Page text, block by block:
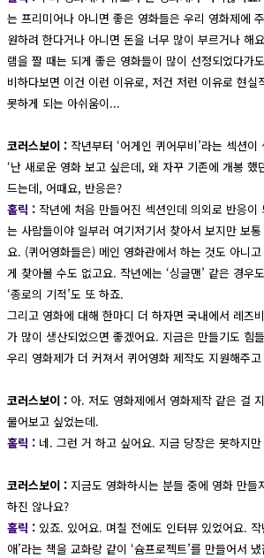
는 프리미어나 아니면 좋은 영화들은 우리 영화제에
원하려 한다거나 아니면 돈을 너무 많이 부르거나 해
램을 짤 때는 되게 좋은 영화들이 많이 선정되었다가
비하다보면 이건 이런 이유로, 저건 저런 이유로 현실
못하게 되는 아쉬움이...
코러스보이 : 작년부터 ‘어게인 퀴어무비’라는 섹션
‘난 새로운 영화 보고 싶은데, 왜 자꾸 기존에 개봉
드는데, 어때요, 반응은?
홀릭 : 작년에 처음 만들어진 섹션인데 의외로 반응
는 사람들이야 일부러 여기저기서 찾아서 보지만 보
요. (퀴어영화들은) 메인 영화관에서 하는 것도 아니
게 찾아볼 수도 없고요. 작년에는 ‘싱글맨’ 같은 경우
‘종로의 기적’도 또 하죠.
그리고 영화에 대해 한마디 더 하자면 국내에서 레즈
가 많이 생산되었으면 좋겠어요. 지금은 만들기도 힘
우리 영화제가 더 커져서 퀴어영화 제작도 지원해주
코러스보이 : 아. 저도 영화제에서 영화제작 같은 걸
물어보고 싶었는데.
홀릭 : 네. 그런 거 하고 싶어요. 지금 당장은 못하지
코러스보이 : 지금도 영화하시는 분들 중에 영화 만들
하진 않나요?
홀릭 : 있죠. 있어요. 며칠 전에도 인터뷰 있었어요.
애’라는 책을 교화랑 같이 ‘슘프로젝트’를 만들어서